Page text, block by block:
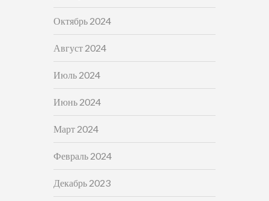
Октябрь 2024
Август 2024
Июль 2024
Июнь 2024
Март 2024
Февраль 2024
Декабрь 2023